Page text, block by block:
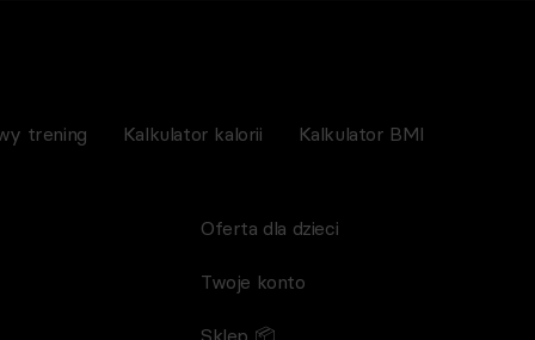
trening Kalkulator kalorii Kalkulator BMI
Oferta dla dzieci
Twoje konto
Sklep 📦